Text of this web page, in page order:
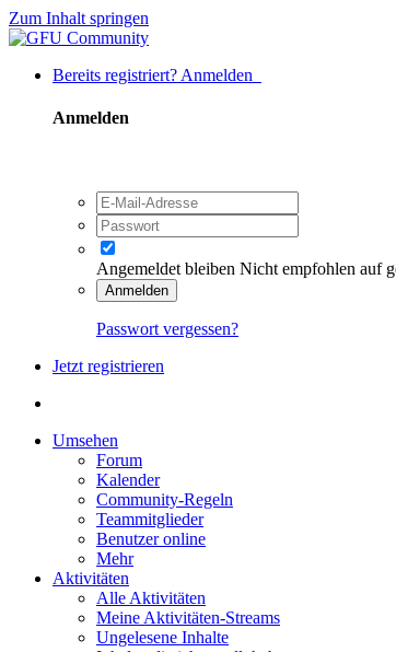
Zum Inhalt springen
Bereits registriert? Anmelden
Anmelden
Angemeldet bleiben Nicht empfohlen auf
Anmelden
Passwort vergessen?
Jetzt registrieren
Umsehen
Forum
Kalender
Community-Regeln
Teammitglieder
Benutzer online
Mehr
Aktivitäten
Alle Aktivitäten
Meine Aktivitäten-Streams
Ungelesene Inhalte